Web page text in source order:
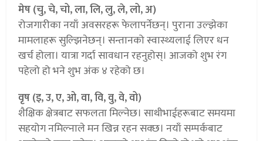
मेष (चु, चे, चो, ला, लि, लु, ले, लो, अ)
रोजगारीका नयाँ अवसरहरू फेलापर्नेछन्। पुराना उल्झेका
मामलाहरू सुल्झिनेछन्। सन्तानको स्वास्थ्यलाई लिएर धन
खर्च होला। यात्रा गर्दा सावधान रहनुहोस्। आजको शुभ रंग
पहेलो हो भने शुभ अंक ४ रहेको छ।
वृष (इ, उ, ए, ओ, वा, वि, वु, वे, वो)
शैक्षिक क्षेत्रबाट सफलता मिल्नेछ। साथीभाईहरूबाट समयमा
सहयोग नमिल्नाले मन खिन्न रहन सक्छ। नयाँ सम्पर्कबाट